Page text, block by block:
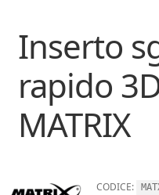
Inserto
rapido
MATRIX
CODICE: